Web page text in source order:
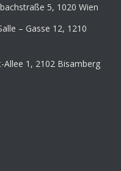
5, 1020 Wien
– Gasse 12, 1210
Allee 1, 2102 Bisamberg